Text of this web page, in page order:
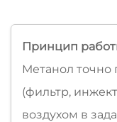
Принцип
Метанол точно
(фильтр,
воздухом в